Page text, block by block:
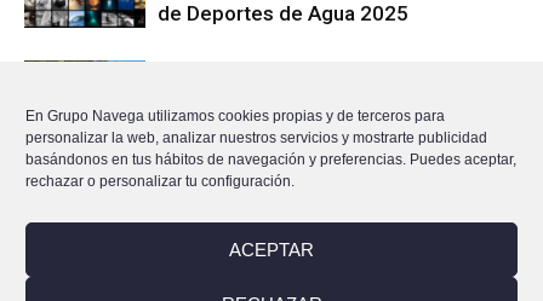
En Grupo Navega utilizamos cookies propias y de terceros para
personalizar la web, analizar nuestros servicios y mostrarte publicidad
basándonos en tus hábitos de navegación y preferencias. Puedes aceptar,
rechazar o personalizar tu configuración.
ACEPTAR
de Deportes de Agua 2025
Campeonato del Mundo de Fotografía
de Deportes de Agua
La Fundación WSPF celebra el éxito
internacional de la cuarta edición del